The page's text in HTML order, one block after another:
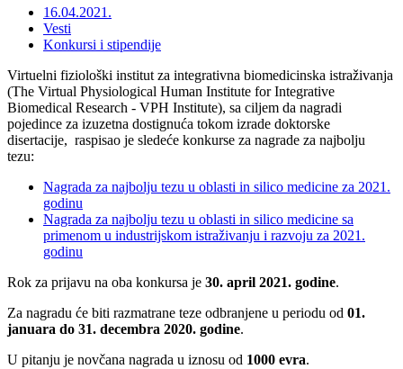
16.04.2021.
Vesti
Konkursi i stipendije
Virtuelni fiziološki institut za integrativna biomedicinska istraživanja
(The Virtual Physiological Human Institute for Integrative
Biomedical Research - VPH Institute), sa ciljem da nagradi
pojedince za izuzetna dostignuća tokom izrade doktorske
disertacije, raspisao je sledeće konkurse za nagrade za najbolju
tezu:
Nagrada za najbolju tezu u oblasti in silico medicine za 2021.
godinu
Nagrada za najbolju tezu u oblasti in silico medicine sa
primenom u industrijskom istraživanju i razvoju za 2021.
godinu
Rok za prijavu na oba konkursa je 30. april 2021. godine.
Za nagradu će biti razmatrane teze odbranjene u periodu od 01.
januara do 31. decembra 2020. godine.
U pitanju je novčana nagrada u iznosu od 1000 evra.